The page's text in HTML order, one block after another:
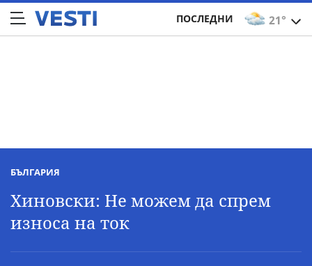
21°
ПОСЛЕДНИ
БЪЛГАРИЯ
Хиновски: Не можем да спрем
износа на ток